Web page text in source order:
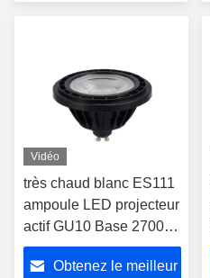
Vidéo
très chaud blanc ES111
ampoule LED projecteur
actif GU10 Base 2700K
40 degrés 25000h
Durée de vie
Obtenez le meilleur